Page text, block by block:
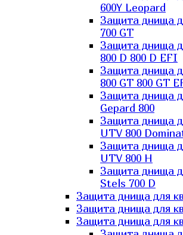
600Y Leopard
Защита днища
700 GT
Защита днища
800 D 800 D EFI
Защита днища
800 GT 800 GT
Защита днища
Gepard 800
Защита днища
UTV 800
Защита днища
UTV 800 H
Защита днища
Stels 700 D
Защита днища для
Защита днища для
Защита днища для